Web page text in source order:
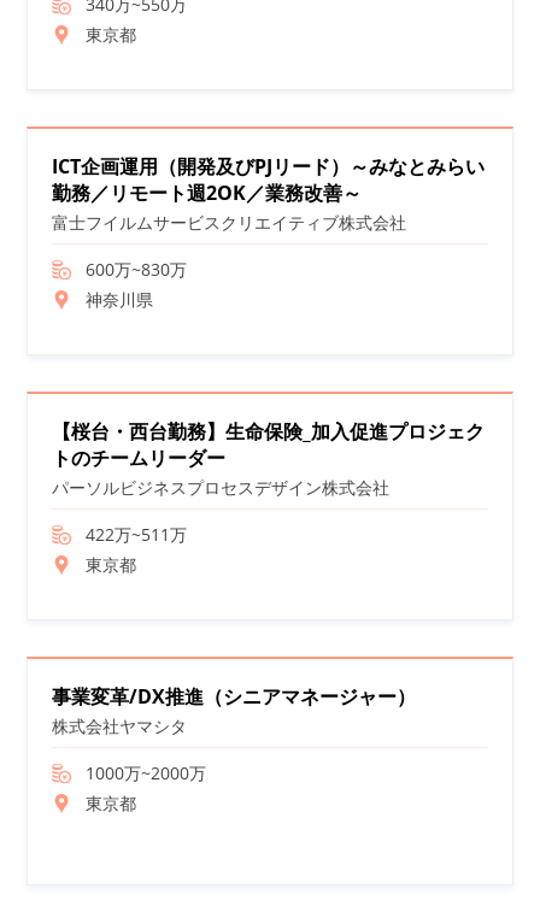
東京都
ICT企画運用（開発及びPJリード）～みなとみらい
勤務／リモート週2OK／業務改善～
富士フイルムサービスクリエイティブ株式会社
600万~830万
神奈川県
【桜台・西台勤務】生命保険_加入促進プロジェク
トのチームリーダー
パーソルビジネスプロセスデザイン株式会社
422万~511万
東京都
事業変革/DX推進（シニアマネージャー）
株式会社ヤマシタ
1000万~2000万
東京都